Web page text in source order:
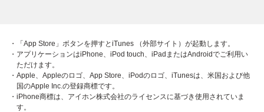
・「App Store」ボタンを押すとiTunes （外部サイト）が起動します。
・アプリケーションはiPhone、iPod touch、iPadまたはAndroidでご利用い
ただけます。
・Apple、Appleのロゴ、App Store、iPodのロゴ、iTunesは、米国および他
国のApple Inc.の登録商標です。
・iPhone商標は、アイホン株式会社のライセンスに基づき使用されていま
す。